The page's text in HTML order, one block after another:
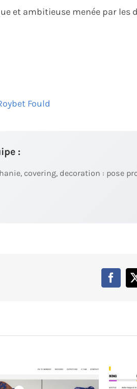
et ambitieuse menée par les
Fould
:
covering, decoration : pose